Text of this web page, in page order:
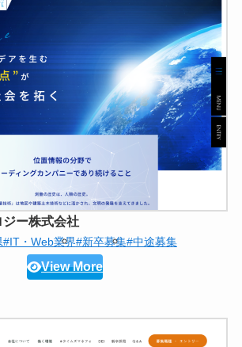
ー株式会社
#IT・Web業界#新卒募集#中途募集
View More